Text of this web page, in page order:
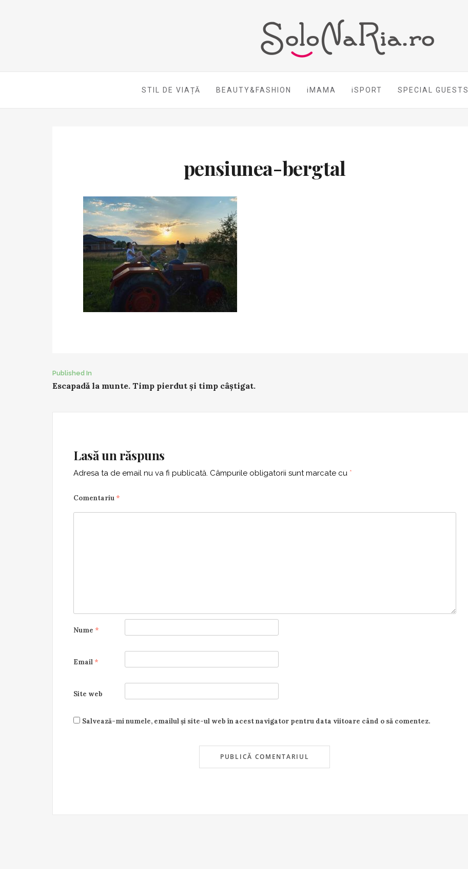
STIL DE VIAȚĂ BEAUTY&FASHION iMAMA iSPORT SPECIAL GUESTS
pensiunea-bergtal
Post
navigation
Published In
Escapadă la munte. Timp pierdut și timp câștigat.
Lasă un răspuns
Adresa ta de email nu va fi publicată. Câmpurile obligatorii sunt marcate cu *
Comentariu *
Nume *
Email *
Site web
Salvează-mi numele, emailul și site-ul web în acest navigator pentru data viitoare când o să comentez.